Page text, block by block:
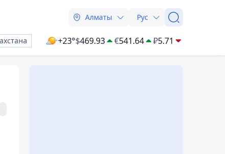
Алматы Рус
+23°$469.93 €541.64 ₽5.71